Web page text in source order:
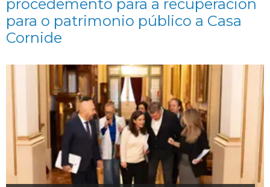
procedemento para a recuperación
para o patrimonio público a Casa
Cornide